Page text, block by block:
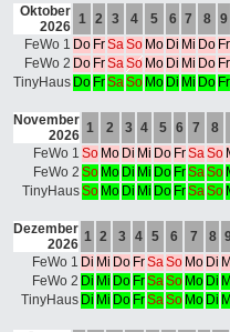
Oktober
2026 1 2 3 4 5 6 7 8 9
FeWo 1 Do FrSaSo Mo Di Mi Do Fr
FeWo 2 Do FrSaSo Mo Di Mi Do Fr
TinyHaus Do FrSaSo Mo Di Mi Do Fr
November
2026 1 2 3 4 5 6 7 8
FeWo 1 So Mo Di Mi Do FrSaSo
FeWo 2 So Mo Di Mi Do FrSaSo
TinyHausSo Mo Di Mi Do FrSaSo
Dezember
2026 1 2 3 4 5 6 7 8
FeWo 1 Di Mi Do FrSaSo Mo Di
FeWo 2 Di Mi Do FrSaSo Mo Di
TinyHaus Di Mi Do FrSaSo Mo Di